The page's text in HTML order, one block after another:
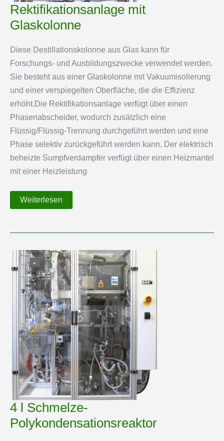
Rektifikationsanlage mit
Glaskolonne
Diese Destillationskolonne aus Glas kann für
Forschungs- und Ausbildungszwecke verwendet werden.
Sie besteht aus einer Glaskolonne mit Vakuumisolierung
und einer verspiegelten Oberfläche, die die Effizienz
erhöht.Die Rektifikationsanlage verfügt über einen
Phasenabscheider, wodurch zusätzlich eine
Flüssig/Flüssig-Trennung durchgeführt werden und eine
Phase selektiv zurückgeführt werden kann. Der elektrisch
beheizte Sumpfverdampfer verfügt über einen Heizmantel
mit einer Heizleistung
Rektifikationsanlage
mit
Weiterlesen
4 l Schmelze-
Polykondensationsreaktor